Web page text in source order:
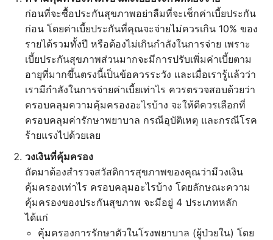
ก่อนที่จะซื้อประกันสุขภาพอย่าลืมที่จะเช็กค่าเบี้ยประกัน
ก่อน โดยค่าเบี้ยประกันที่คุณจะจ่ายไม่ควรเกิน 10% ของ
รายได้รวมทั้งปี หรือต้องไม่เกินกำลังในการจ่าย เพราะ
เบี้ยประกันสุขภาพส่วนมากจะมีการปรับเพิ่มค่าเบี้ยตาม
อายุที่มากขึ้นตรงนี้เป็นข้อควรระวัง และเมื่อเรารู้แล้วว่า
เรามีกำลังในการจ่ายค่าเบี้ยเท่าไร ควรตรวจสอบด้วยว่า
ครอบคลุมความคุ้มครองอะไรบ้าง จะให้ดีควรเลือกที่
ครอบคลุมค่ารักษาพยาบาล กรณีอุบัติเหตุ และกรณีโรค
ร้ายแรงไปด้วยเลย
วงเงินที่คุ้มครอง
ถัดมาต้องสำรวจสวัสดิการสุขภาพของคุณว่ามีวงเงิน
คุ้มครองเท่าไร ครอบคลุมอะไรบ้าง โดยลักษณะความ
คุ้มครองของประกันสุขภาพ จะมีอยู่ 4 ประเภทหลัก
ได้แก่
คุ้มครองการรักษาตัวในโรงพยาบาล (ผู้ป่วยใน) โดย